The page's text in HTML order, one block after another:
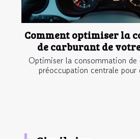
Comment optimiser la
de carburant de
Optimiser la consommation de
préoccupation centrale pour